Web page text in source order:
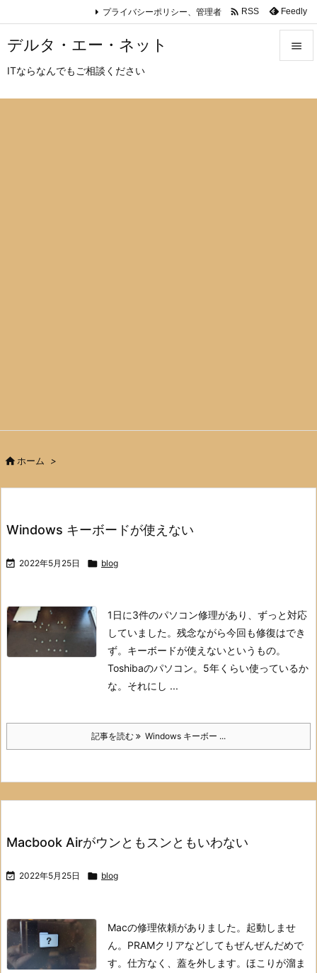
デルタ・エー・ネット
ITならなんでもご相談ください

プライバシーポリシー、管理者  RSS Feedly
 ホーム >
Windows キーボードが使えない
 2022年5月25日  blog
1日に3件のパソコン修理があり、ずっと対応
していました。 残念ながら今回も修復はでき
ず。 キーボードが使えないというもの。
Toshibaのパソコン。5年くらい使っているか
な。 それにし ...
記事を読む Windows キーボー ...
Macbook Airがウンともスンともいわない
 2022年5月25日  blog
Macの修理依頼がありました。 起動しませ
ん。 PRAMクリアなどしてもぜんぜんだめで
す。 仕方なく、蓋を外します。 ほこりが溜ま